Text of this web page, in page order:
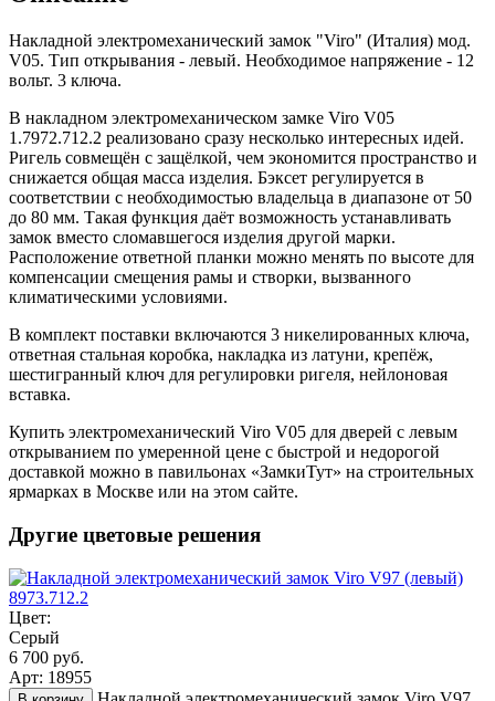
Накладной электромеханический замок "Viro" (Италия) мод.
V05. Тип открывания - левый. Необходимое напряжение - 12
вольт. 3 ключа.
В накладном электромеханическом замке Viro V05
1.7972.712.2 реализовано сразу несколько интересных идей.
Ригель совмещён с защёлкой, чем экономится пространство и
снижается общая масса изделия. Бэксет регулируется в
соответствии с необходимостью владельца в диапазоне от 50
до 80 мм. Такая функция даёт возможность устанавливать
замок вместо сломавшегося изделия другой марки.
Расположение ответной планки можно менять по высоте для
компенсации смещения рамы и створки, вызванного
климатическими условиями.
В комплект поставки включаются 3 никелированных ключа,
ответная стальная коробка, накладка из латуни, крепёж,
шестигранный ключ для регулировки ригеля, нейлоновая
вставка.
Купить электромеханический Viro V05 для дверей с левым
открыванием по умеренной цене с быстрой и недорогой
доставкой можно в павильонах «ЗамкиТут» на строительных
ярмарках в Москве или на этом сайте.
Другие цветовые решения
Цвет:
Серый
6 700 руб.
Арт: 18955